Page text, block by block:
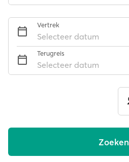
Vertrek
Selecteer datum
Terugreis
Selecteer datum
Zoeken